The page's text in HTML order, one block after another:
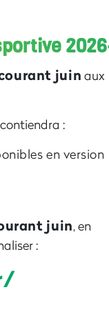
juin aux
:
en version
juin, en
: